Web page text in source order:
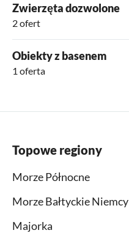
Zwierzęta dozwolone
2 ofert
Obiekty z basenem
1 oferta
Topowe regiony
Morze Północne
Morze Bałtyckie Niemcy
Majorka